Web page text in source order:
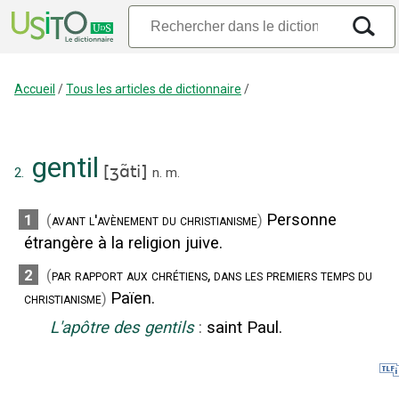
Accueil /Tous les articles de dictionnaire /
2. gentil [ʒɑ̃ti] n. m.
1 (avant l'avènement du christianisme) Personne
étrangère à la religion juive.
2 (par rapport aux chrétiens, dans les premiers temps du
christianisme) Païen.
L'apôtre des gentils : saint Paul.